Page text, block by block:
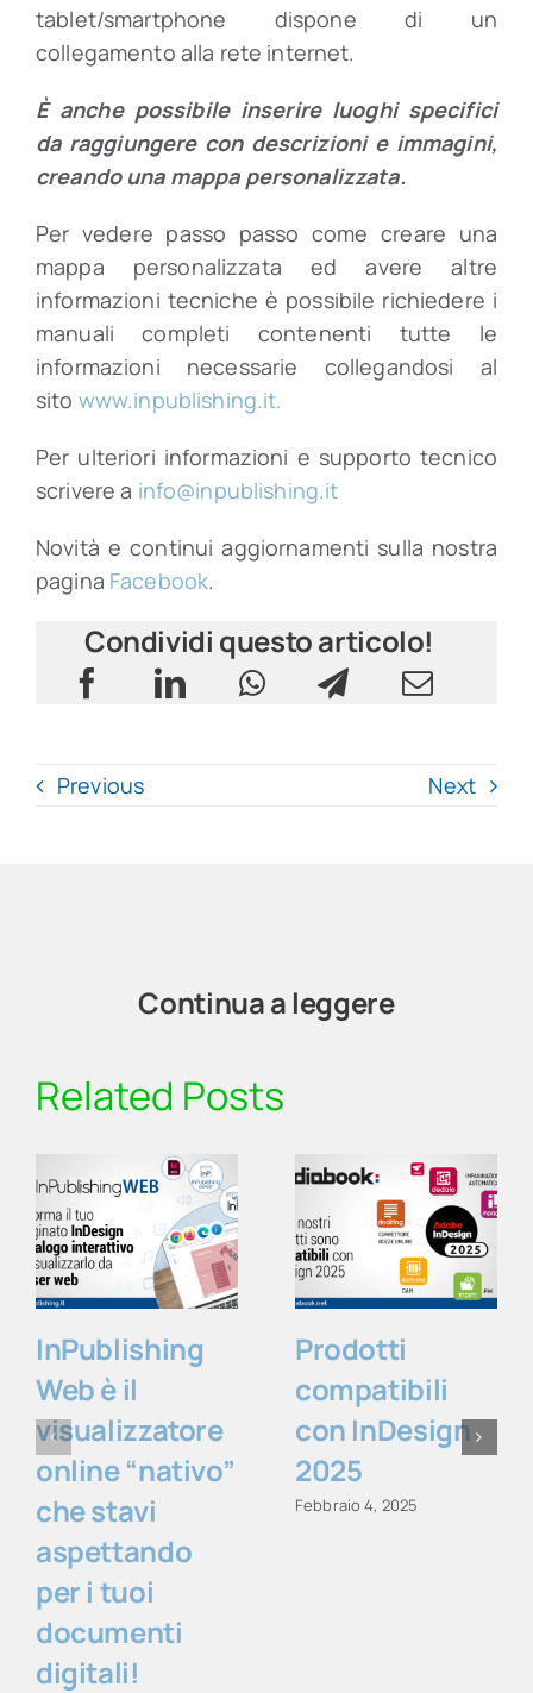
tablet/smartphone dispone di un
collegamento alla rete internet.
È anche possibile inserire luoghi specifici
da raggiungere con descrizioni e immagini,
creando una mappa personalizzata.
Per vedere passo passo come creare una
mappa personalizzata ed avere altre
informazioni tecniche è possibile richiedere i
manuali completi contenenti tutte le
informazioni necessarie collegandosi al
sito www.inpublishing.it.
Per ulteriori informazioni e supporto tecnico
scrivere a info@inpublishing.it
Novità e continui aggiornamenti sulla nostra
pagina Facebook.
Condividi questo articolo!
Previous Next
Continua a leggere
Related Posts
InPublishing
Web è il
visualizzatore
online “nativo”
che stavi
aspettando
per i tuoi
documenti
digitali!
Prodotti
compatibili
con InDesign
2025
Febbraio 4, 2025